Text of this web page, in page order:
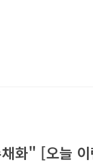
화" [오늘